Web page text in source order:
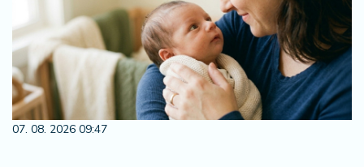
07. 08. 2026 09:47